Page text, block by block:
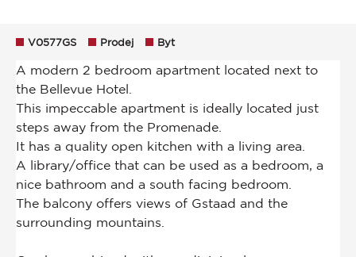
V0577GS Prodej Byt